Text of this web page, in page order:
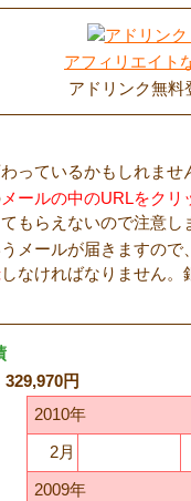
アフィリエイト
アドリンク無料
っているかもしれませ
メールの中のURLをクリ
もらえないので注意し
メールが届きますので、
しなければなりません
329,970円
2010年
2月
2009年